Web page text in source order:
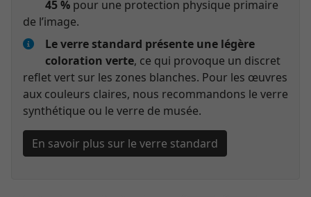
45 % pour une protection physique primaire
de l’image.
Le verre standard présente une légère
coloration verte, ce qui provoque un discret
reflet vert sur les zones blanches. Pour les œuvres
aux couleurs claires, nous recommandons le verre
synthétique ou le verre de musée.
En savoir plus sur le verre standard